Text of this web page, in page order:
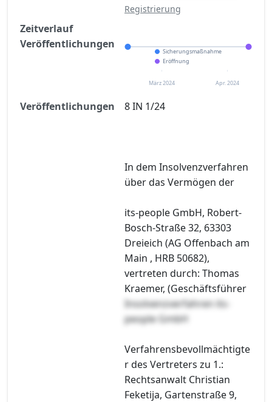
Registrierung
Zeitverlauf
Veröffentlichungen
Sicherungsmaßnahme
Eröffnung
März 2024 Apr. 2024
Veröffentlichungen 8 IN 1/24
In dem Insolvenzverfahren
über das Vermögen der
its-people GmbH, Robert-
Bosch-Straße 32, 63303
Dreieich (AG Offenbach am
Main , HRB 50682),
vertreten durch: Thomas
Kraemer, (Geschäftsführer
Insolvenzverfahren its-
people GmbH
Verfahrensbevollmächtigte
r des Vertreters zu 1.:
Rechtsanwalt Christian
Feketija, Gartenstraße 9,